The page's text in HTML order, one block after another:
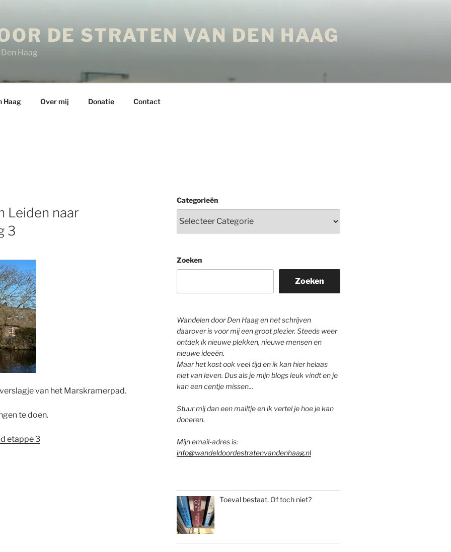
DE STRATEN VAN DEN HAAG
Haag
Haag Over mij Donatie Contact
Leiden naar
3
van het Marskramerpad.
te doen.
etappe 3
Categorieën
Zoeken
Zoeken
Wandelen door Den Haag en het schrijven
daarover is voor mij een groot plezier. Steeds weer
ontdek ik nieuwe plekken, nieuwe mensen en
nieuwe ideeën.
Maar het kost ook veel tijd en ik kan hier helaas
niet van leven. Dus als je mijn blogs leuk vindt en je
kan een centje missen...
Stuur mij dan een mailtje en ik vertel je hoe je kan
doneren.
Mijn email-adres is:
info@wandeldoordestratenvandenhaag.nl
Toeval bestaat. Of toch niet?